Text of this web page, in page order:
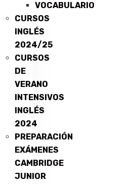
VOCABULARIO
CURSOS
INGLÉS
2024/25
CURSOS
DE
VERANO
INTENSIVOS
INGLÉS
2024
PREPARACIÓN
EXÁMENES
CAMBRIDGE
JUNIOR